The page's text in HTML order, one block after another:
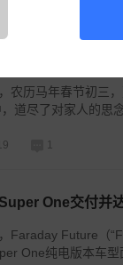
农历马年春节初三
道尽了对家人的思
1
One交付并
Faraday Future（
One纯电版本车